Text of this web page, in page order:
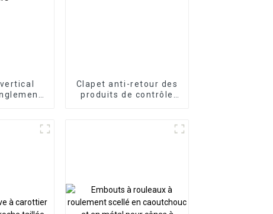
Clapet anti-retour des
produits de contrôle